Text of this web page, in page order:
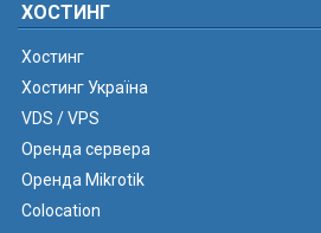
ХОСТИНГ
Хостинг
Хостинг Україна
VDS / VPS
Оренда сервера
Оренда Mikrotik
Colocation